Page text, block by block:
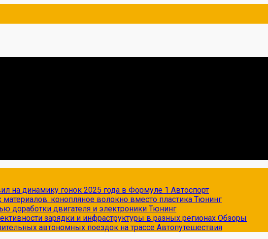
на динамику гонок 2025 года в Формуле 1 Автоспорт
конопляное волокно вместо пластика Тюнинг
доработки двигателя и электроники Тюнинг
зарядки и инфраструктуры в разных регионах Обзоры
автономных поездок на трассе Автопутешествия